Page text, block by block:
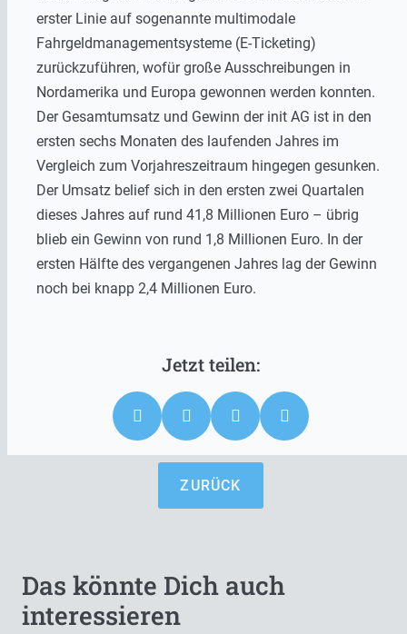
erster Linie auf sogenannte multimodale
Fahrgeldmanagementsysteme (E-Ticketing)
zurückzuführen, wofür große Ausschreibungen in
Nordamerika und Europa gewonnen werden konnten.
Der Gesamtumsatz und Gewinn der init AG ist in den
ersten sechs Monaten des laufenden Jahres im
Vergleich zum Vorjahreszeitraum hingegen gesunken.
Der Umsatz belief sich in den ersten zwei Quartalen
dieses Jahres auf rund 41,8 Millionen Euro – übrig
blieb ein Gewinn von rund 1,8 Millionen Euro. In der
ersten Hälfte des vergangenen Jahres lag der Gewinn
noch bei knapp 2,4 Millionen Euro.
ZURÜCK
Das könnte Dich auch
interessieren